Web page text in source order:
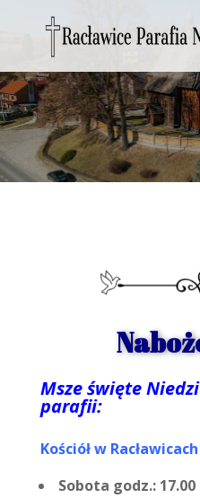
Msze święte
parafii:
Kościół w Racławicach
Sobota godz.: 17.00